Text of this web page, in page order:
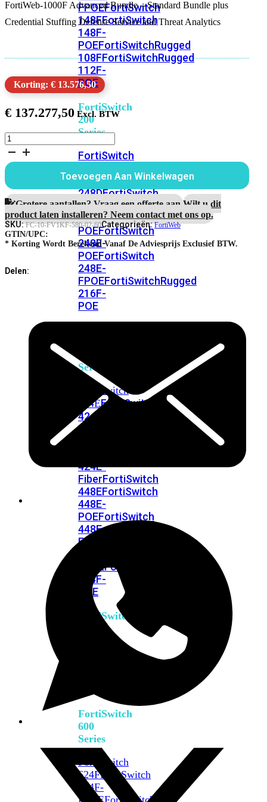
FPOEFortiSwitch
148FFortiSwitch
148F-
POEFortiSwitchRugged
108FFortiSwitchRugged
112F-
POE
FortiSwitch
200
Series
FortiSwitch
FPOEFortiSwitch
248DFortiSwitch
224EFortiswitch
224E-
POEFortiSwitch
248E-
POEFortiSwitch
248E-
FPOEFortiSwitchRugged
216F-
POE
Series
FortiSwitch
424EFortiSwitch
424E-
POE
424E-
FiberFortiSwitch
448EFortiSwitch
448E-
POEFortiSwitch
448E-
FPOE
FPOEFortiSwitchRugged
424F-
POE
FortiSwitch
FortiSwitch
600
Series
FortiSwitch
624FFortiSwitch
624F-
FPOEFortiSwitch
FortiWeb-1000F Advanced Bundle – Standard Bundle plus
Credential Stuffing Defense Service and Threat Analytics
Korting: € 13.576,50
€ 137.277,50
FortiWeb-
1000F
jaar
Advanced
Bundle
aantal
Toevoegen Aan Winkelwagen
Grotere aantallen? Vraag een offerte aan.Wilt u dit
product laten installeren? Neem contact met ons op.
SKU:FC-10-FV1KF-580-02-60Categorieën:FortiWeb
GTIN/UPC:
* Korting Wordt Berekend Vanaf De Adviesprijs Exclusief BTW.
Delen: